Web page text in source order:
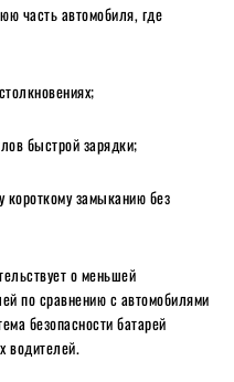
часть автомобиля, где
быстрой зарядки;
короткому замыканию без
о меньшей
по сравнению с автомобилями
безопасности батарей
водителей.